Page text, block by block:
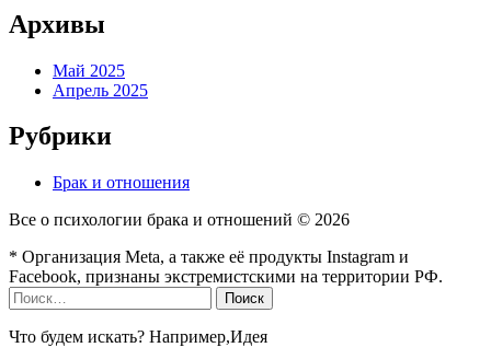
Архивы
Май 2025
Апрель 2025
Рубрики
Брак и отношения
Все о психологии брака и отношений © 2026
* Организация Meta, а также её продукты Instagram и
Facebook, признаны экстремистскими на территории РФ.
Найти:
Что будем искать? Например,Идея